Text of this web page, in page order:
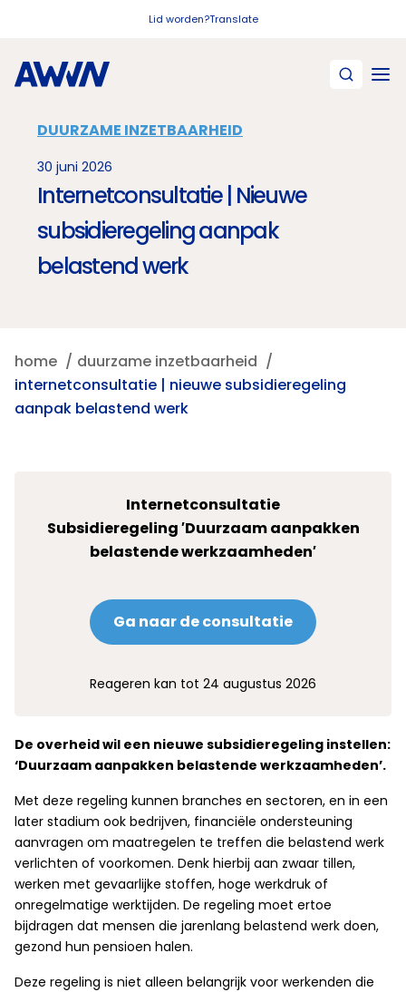
Lid worden?Translate
DUURZAME INZETBAARHEID
30 juni 2026
Internetconsultatie | Nieuwe
subsidieregeling aanpak
belastend werk
home
duurzame inzetbaarheid
internetconsultatie | nieuwe subsidieregeling
aanpak belastend werk
Internetconsultatie
Subsidieregeling ′Duurzaam aanpakken
belastende werkzaamheden′
Ga naar de consultatie
Reageren kan tot 24 augustus 2026
De overheid wil een nieuwe subsidieregeling instellen:
‘Duurzaam aanpakken belastende werkzaamheden’.
Met deze regeling kunnen branches en sectoren, en in een
later stadium ook bedrijven, financiële ondersteuning
aanvragen om maatregelen te treffen die belastend werk
verlichten of voorkomen. Denk hierbij aan zwaar tillen,
werken met gevaarlijke stoffen, hoge werkdruk of
onregelmatige werktijden. De regeling moet ertoe
bijdragen dat mensen die jarenlang belastend werk doen,
gezond hun pensioen halen.
Deze regeling is niet alleen belangrijk voor werkenden die